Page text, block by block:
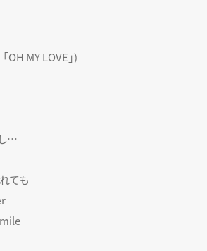
OH MY LOVE」)
…
ても